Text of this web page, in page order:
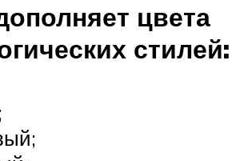
цвета
стилей: